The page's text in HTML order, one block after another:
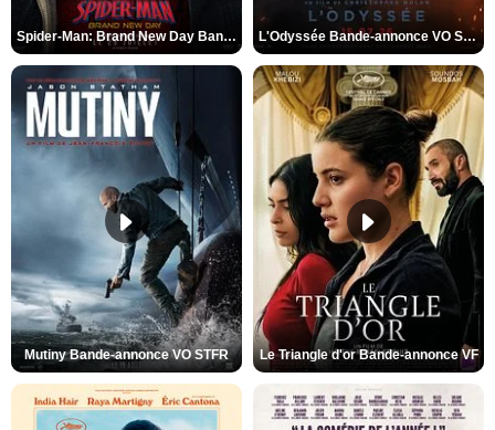
Spider-Man: Brand New Day Bande-annonce VO STFR L'Odyssée Bande-annonce VO STFR
Mutiny Bande-annonce VO STFR Le Triangle d'or Bande-annonce VF